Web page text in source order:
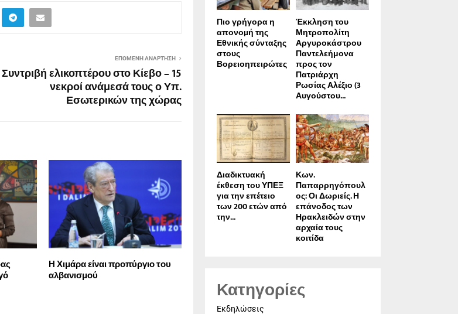
ΕΠΌΜΕΝΗ ΑΝΆΡΤΗΣΗ
Συντριβή ελικοπτέρου στο Κίεβο – 15
νεκροί ανάμεσά τους ο Υπ.
Εσωτερικών της χώρας
Η Χιμάρα είναι προπύργιο του
αλβανισμού
Πιο γρήγορα η
απονοµή της
Εθνικής σύνταξης
στους
Βορειοηπειρώτες
Έκκληση του
Μητροπολίτη
Αργυροκάστρου
Παντελεήμονα
προς τον
Πατριάρχη
Ρωσίας Αλέξιο (3
Αυγούστου...
Διαδικτυακή
έκθεση του ΥΠΕΞ
για την επέτειο
των 200 ετών από
την...
Κων.
Παπαρρηγόπουλ
ος: Οι Δωριείς. Η
επάνοδος των
Ηρακλειδών στην
αρχαία τους
κοιτίδα
Κατηγορίες
Εκδηλώσεις